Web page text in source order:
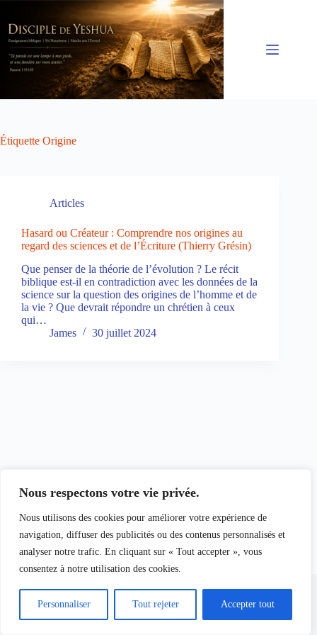
Nous respectons votre vie privée.
Nous utilisons des cookies pour améliorer votre expérience de
navigation, diffuser des publicités ou des contenus personnalisés et
analyser notre trafic. En cliquant sur « Tout accepter », vous
consentez à notre utilisation des cookies.
Personnaliser Tout rejeter Accepter tout
contenu
Étiquette Origine
Articles
Hasard ou Créateur : Comprendre nos origines au
regard des sciences et de l’Écriture (Thierry Grésin)
Que penser de la théorie de l’évolution ? Le récit
biblique est-il en contradiction avec les données de la
science sur la question des origines de l’homme et de
la vie ? Que devrait répondre un chrétien à ceux
qui…
James
30 juillet 2024